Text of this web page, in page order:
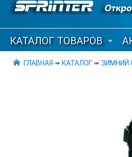
КАТАЛОГ ТОВАРОВ
ГЛАВНАЯ ➠ КАТАЛОГ➠ ЗИМНИЙ